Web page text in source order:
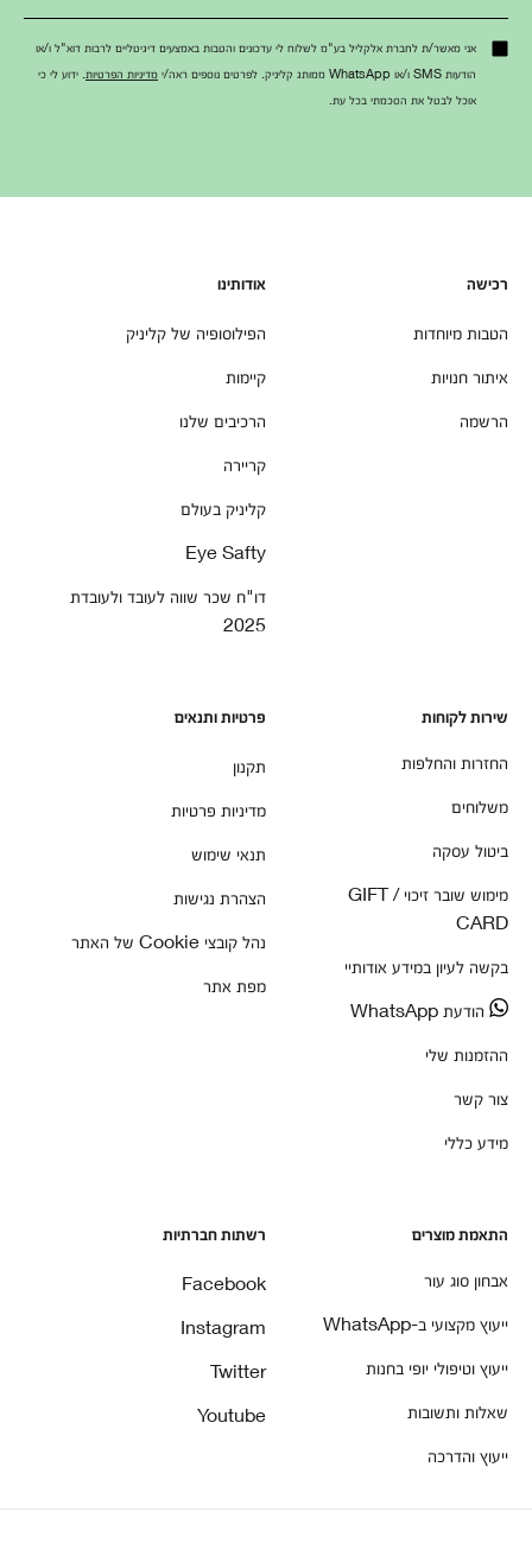
אני מאשר/ת לחברת אלקליל בע"מ לשלוח לי עדכונים והטבות באמצעים דיגיטליים לרבות דוא"ל ו/או
הודעות SMS ו/או WhatsApp ממותג קליניק. לפרטים נוספים ראה/י
מדיניות הפרטיות . ידוע לי כי
אוכל לבטל את הסכמתי בכל עת.
רכישה
הטבות מיוחדות
איתור חנויות
הרשמה
אודותינו
הפילוסופיה של קליניק
קיימות
הרכיבים שלנו
קריירה
קליניק בעולם
Eye Safty
דו"ח שכר שווה לעובד ולעובדת
2025
שירות לקוחות
החזרות והחלפות
משלוחים
ביטול עסקה
מימוש שובר זיכוי / GIFT
CARD
בקשה לעיון במידע אודותיי
הודעת WhatsApp
ההזמנות שלי
צור קשר
מידע כללי
פרטיות ותנאים
תקנון
מדיניות פרטיות
תנאי שימוש
הצהרת נגישות
נהל קובצי Cookie של האתר
מפת אתר
התאמת מוצרים
אבחון סוג עור
ייעוץ מקצועי ב-WhatsApp
ייעוץ וטיפולי יופי בחנות
שאלות ותשובות
ייעוץ והדרכה
רשתות חברתיות
Facebook
Instagram
Twitter
Youtube